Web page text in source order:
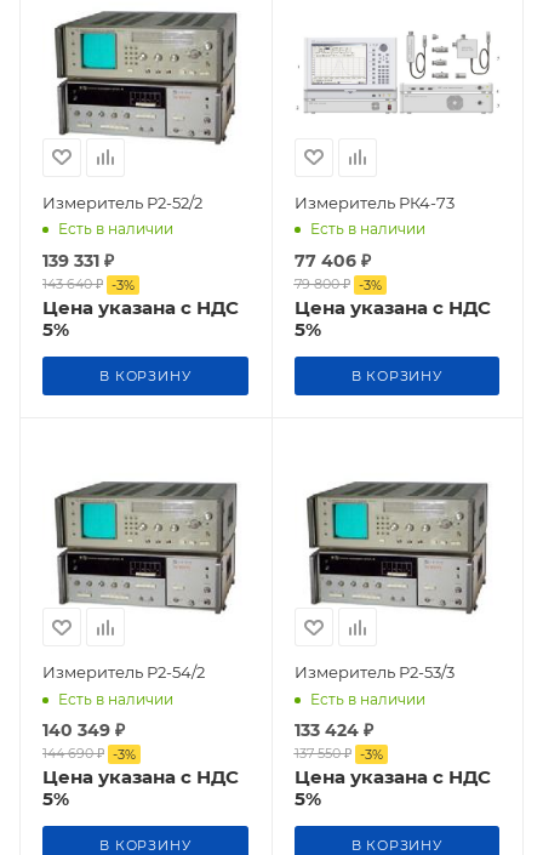
Измеритель Р2-52/2
Есть в наличии
139 331 ₽
143 640₽ -3%
Цена указана с НДС
5%
В КОРЗИНУ
Измеритель РК4-73
Есть в наличии
77 406₽
79 800₽ -3%
Цена указана с НДС
5%
В КОРЗИНУ
Измеритель Р2-54/2
Есть в наличии
140 349 ₽
144 690₽ -3%
Цена указана с НДС
5%
В КОРЗИНУ
Измеритель Р2-53/3
Есть в наличии
133 424₽
137 550₽ -3%
Цена указана с НДС
5%
В КОРЗИНУ